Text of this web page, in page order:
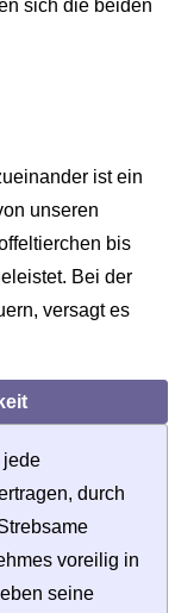
sich die beiden
ist ein
unseren
bis
Bei der
versagt es
jede
durch
voreilig in
seine